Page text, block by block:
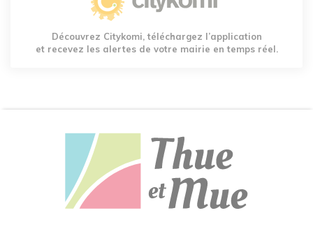
Découvrez Citykomi, téléchargez l’application
et recevez les alertes de votre mairie en temps réel.